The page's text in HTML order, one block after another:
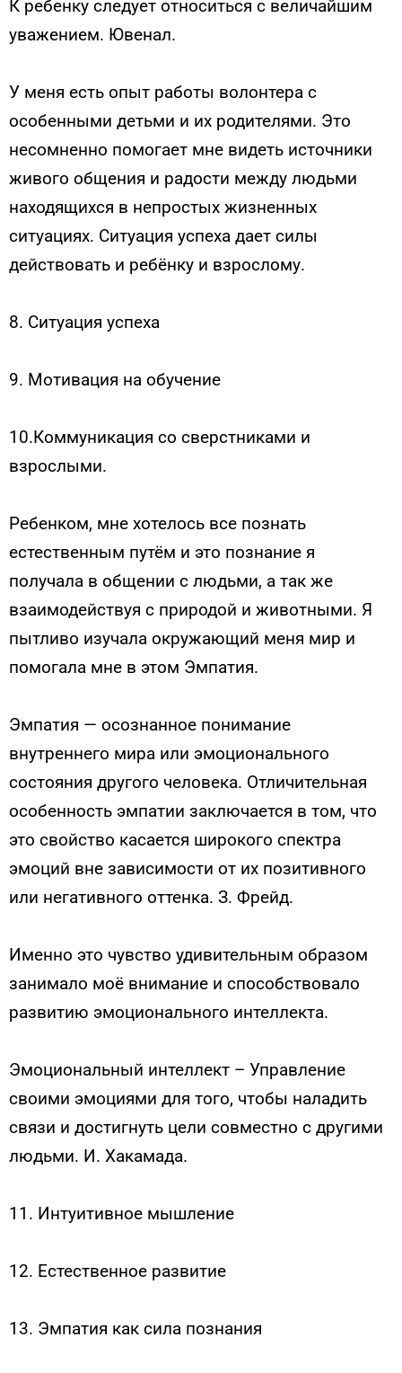
К ребенку следует относиться с величайшим
уважением. Ювенал.
У меня есть опыт работы волонтера с
особенными детьми и их родителями. Это
несомненно помогает мне видеть источники
живого общения и радости между людьми
находящихся в непростых жизненных
ситуациях. Ситуация успеха дает силы
действовать и ребёнку и взрослому.
8. Ситуация успеха
9. Мотивация на обучение
10.Коммуникация со сверстниками и
взрослыми.
Ребенком, мне хотелось все познать
естественным путём и это познание я
получала в общении с людьми, а так же
взаимодействуя с природой и животными. Я
пытливо изучала окружающий меня мир и
помогала мне в этом Эмпатия.
Эмпатия — осознанное понимание
внутреннего мира или эмоционального
состояния другого человека. Отличительная
особенность эмпатии заключается в том, что
это свойство касается широкого спектра
эмоций вне зависимости от их позитивного
или негативного оттенка. З. Фрейд.
Именно это чувство удивительным образом
занимало моё внимание и способствовало
развитию эмоционального интеллекта.
Эмоциональный интеллект – Управление
своими эмоциями для того, чтобы наладить
связи и достигнуть цели совместно с другими
людьми. И. Хакамада.
11. Интуитивное мышление
12. Естественное развитие
13. Эмпатия как сила познания